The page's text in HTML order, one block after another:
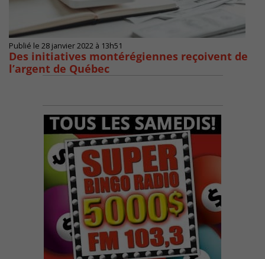
Publié le 28 janvier 2022 à 13h51
Des initiatives montérégiennes reçoivent de
l’argent de Québec